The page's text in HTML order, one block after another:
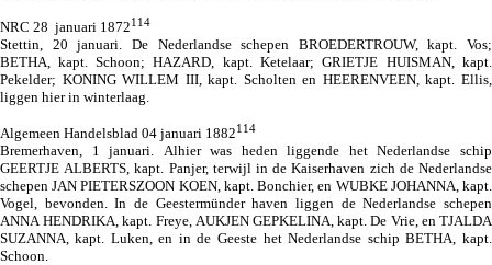
NRC 28 januari 1872114
Stettin, 20 januari. De Nederlandse schepen BROEDERTROUW, kapt. Vos;
BETHA, kapt. Schoon; HAZARD, kapt. Ketelaar; GRIETJE HUISMAN, kapt.
Pekelder; KONING WILLEM III, kapt. Scholten en HEERENVEEN, kapt. Ellis,
liggen hier in winterlaag.
Algemeen Handelsblad 04 januari 1882114
Bremerhaven, 1 januari. Alhier was heden liggende het Nederlandse schip
GEERTJE ALBERTS, kapt. Panjer, terwijl in de Kaiserhaven zich de Nederlandse
schepen JAN PIETERSZOON KOEN, kapt. Bonchier, en WUBKE JOHANNA, kapt.
Vogel, bevonden. In de Geestermünder haven liggen de Nederlandse schepen
ANNA HENDRIKA, kapt. Freye, AUKJEN GEPKELINA, kapt. De Vrie, en TJALDA
SUZANNA, kapt. Luken, en in de Geeste het Nederlandse schip BETHA, kapt.
Schoon.